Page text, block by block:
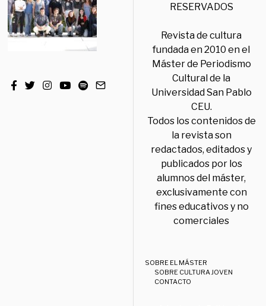
RESERVADOS
Revista de cultura
fundada en 2010 en el
Máster de Periodismo
Cultural de la
Universidad San Pablo
CEU.
Todos los contenidos de
la revista son
redactados, editados y
publicados por los
alumnos del máster,
exclusivamente con
fines educativos y no
comerciales
SOBRE EL MÁSTER
SOBRE CULTURA JOVEN
CONTACTO